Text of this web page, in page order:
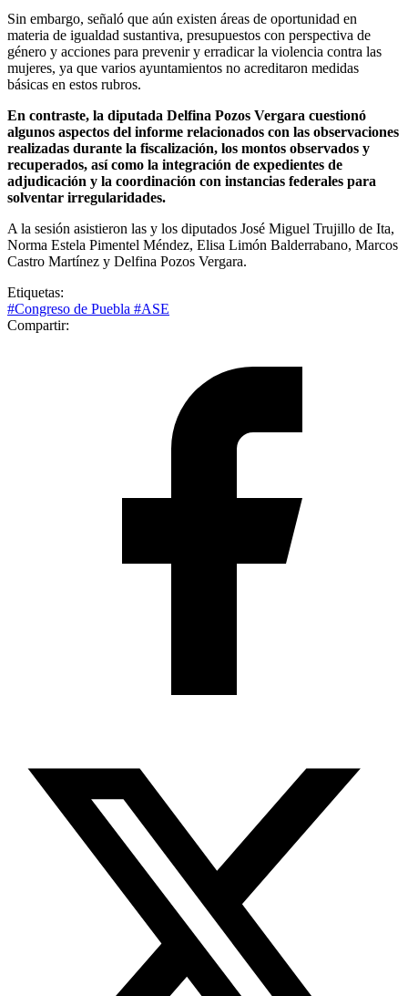
Sin embargo, señaló que aún existen áreas de oportunidad en
materia de igualdad sustantiva, presupuestos con perspectiva de
género y acciones para prevenir y erradicar la violencia contra las
mujeres, ya que varios ayuntamientos no acreditaron medidas
básicas en estos rubros.
En contraste, la diputada Delfina Pozos Vergara cuestionó
algunos aspectos del informe relacionados con las observaciones
realizadas durante la fiscalización, los montos observados y
recuperados, así como la integración de expedientes de
adjudicación y la coordinación con instancias federales para
solventar irregularidades.
A la sesión asistieron las y los diputados José Miguel Trujillo de Ita,
Norma Estela Pimentel Méndez, Elisa Limón Balderrabano, Marcos
Castro Martínez y Delfina Pozos Vergara.
Etiquetas:
#Congreso de Puebla #ASE
Compartir: